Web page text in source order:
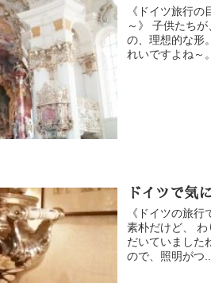
《ドイツ旅行
～》 子供たち
の、理想的な形
れいですよね～
ドイツで気
《ドイツの旅
素朴だけど、
だいていました
ので、照明がつ...